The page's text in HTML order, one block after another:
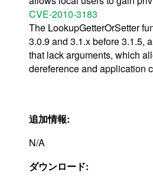
CVE-2010-3183
The LookupGetterOrSetter
3.0.9 and 3.1.x before 3.1.5,
that lack arguments, which
dereference and application
追加情報:
N/A
ダウンロード: